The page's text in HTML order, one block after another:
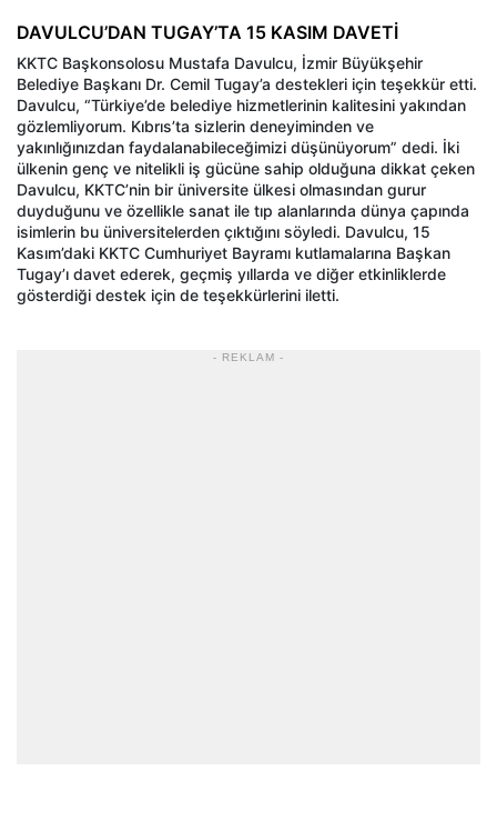
DAVULCU’DAN TUGAY’TA 15 KASIM DAVETİ
KKTC Başkonsolosu Mustafa Davulcu, İzmir Büyükşehir
Belediye Başkanı Dr. Cemil Tugay’a destekleri için teşekkür etti.
Davulcu, “Türkiye’de belediye hizmetlerinin kalitesini yakından
gözlemliyorum. Kıbrıs’ta sizlerin deneyiminden ve
yakınlığınızdan faydalanabileceğimizi düşünüyorum” dedi. İki
ülkenin genç ve nitelikli iş gücüne sahip olduğuna dikkat çeken
Davulcu, KKTC’nin bir üniversite ülkesi olmasından gurur
duyduğunu ve özellikle sanat ile tıp alanlarında dünya çapında
isimlerin bu üniversitelerden çıktığını söyledi. Davulcu, 15
Kasım’daki KKTC Cumhuriyet Bayramı kutlamalarına Başkan
Tugay’ı davet ederek, geçmiş yıllarda ve diğer etkinliklerde
gösterdiği destek için de teşekkürlerini iletti.
- REKLAM -